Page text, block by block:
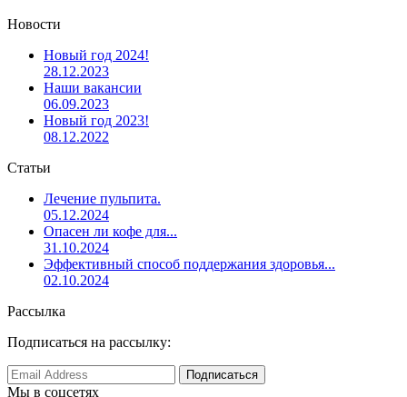
Новости
Новый год 2024!
28.12.2023
Наши вакансии
06.09.2023
Новый год 2023!
08.12.2022
Статьи
Лечение пульпита.
05.12.2024
Опасен ли кофе для...
31.10.2024
Эффективный способ поддержания здоровья...
02.10.2024
Рассылка
Подписаться на рассылку:
Мы в соцсетях